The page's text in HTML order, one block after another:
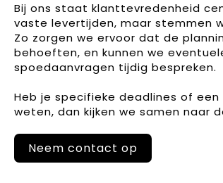
Bij ons staat klanttevredenheid
vaste levertijden, maar stemmen
Zo zorgen we ervoor dat de
behoeften, en kunnen we
spoedaanvragen tijdig bespreken.
Heb je specifieke deadlines of
weten, dan kijken we samen naar
Neem contact op